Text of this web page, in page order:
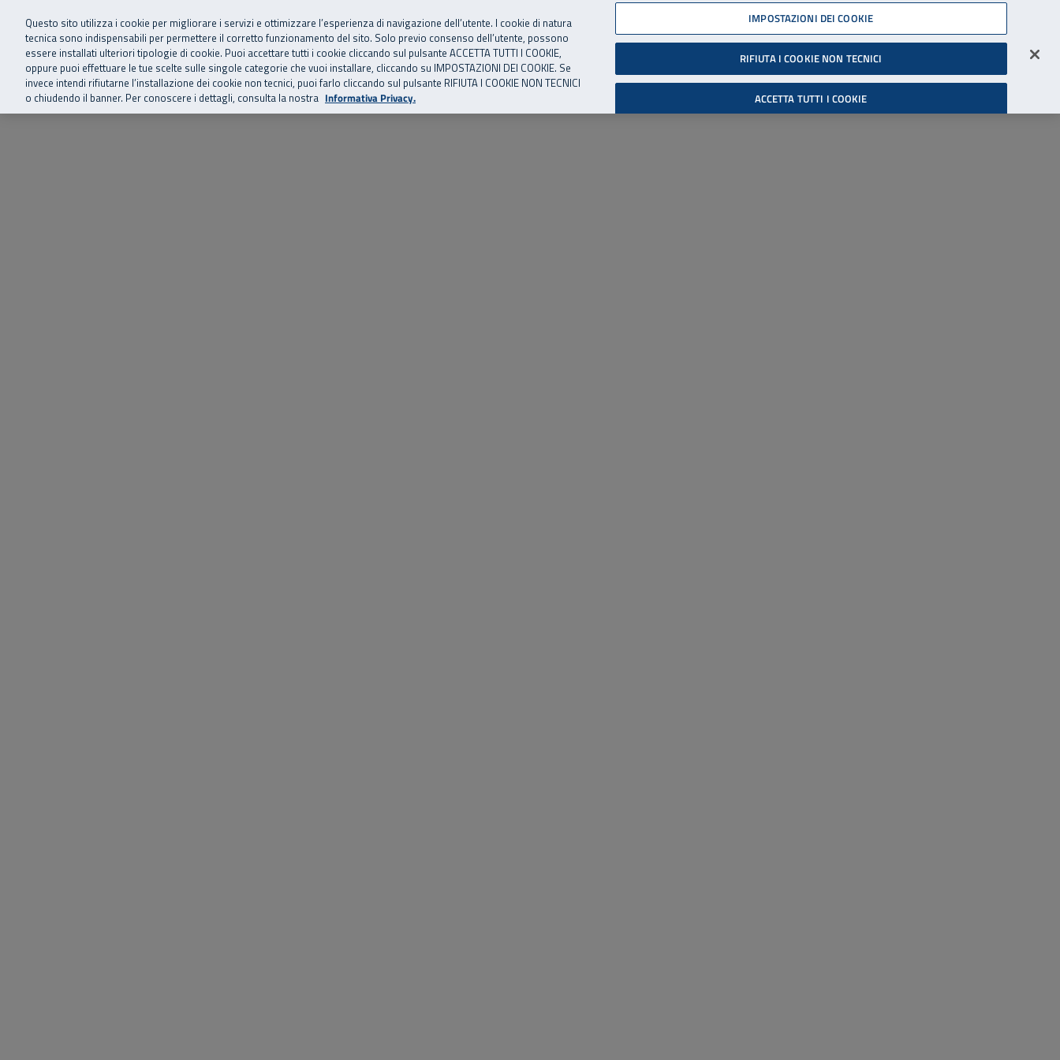
Vai al menu principale
Vai al contenuto principale
Vai al Footer 06 45539607
SuperAbile - il Contact Center Inail per il mondo della disabilità
Home Chi siamo Storie, news ed eventi Risorse utili Supporto Accessibilità
Cerca
Accedi all'area riservata
Questo sito utilizza i cookie per migliorare i servizi e ottimizzare l’esperienza di navigazione dell’utente. I cookie di natura
tecnica sono indispensabili per permettere il corretto funzionamento del sito. Solo previo consenso dell’utente, possono
essere installati ulteriori tipologie di cookie. Puoi accettare tutti i cookie cliccando sul pulsante ACCETTA TUTTI I COOKIE,
oppure puoi effettuare le tue scelte sulle singole categorie che vuoi installare, cliccando su IMPOSTAZIONI DEI COOKIE. Se
invece intendi rifiutarne l’installazione dei cookie non tecnici, puoi farlo cliccando sul pulsante RIFIUTA I COOKIE NON TECNICI
o chiudendo il banner. Per conoscere i dettagli, consulta la nostra Informativa Privacy.
IMPOSTAZIONI DEI COOKIE
RIFIUTA I COOKIE NON TECNICI
ACCETTA TUTTI I COOKIE